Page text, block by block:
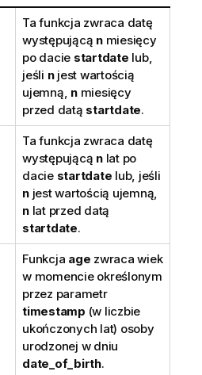
Ta funkcja zwraca datę
występującą nmiesięcy
po dacie startdate lub,
jeśli njest wartością
ujemną, nmiesięcy
przed datą startdate.
Ta funkcja zwraca datę
występującą nlat po
dacie startdate lub, jeśli
njest wartością ujemną,
nlat przed datą
startdate.
Funkcja age zwraca wiek
w momencie określonym
przez parametr
timestamp (w liczbie
ukończonych lat) osoby
urodzonej w dniu
date_of_birth.